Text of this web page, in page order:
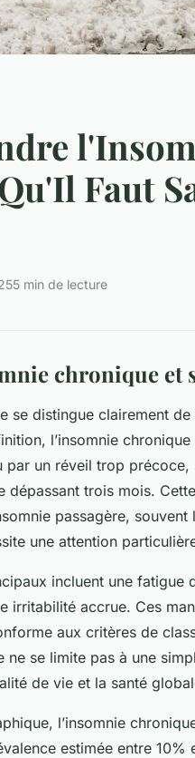
Faut
5 min de lecture
chronique et
se distingue clairement
l’insomnie
par un réveil trop
dépassant trois mois.
passagère,
une attention
incluent une fatigue
irritabilité accrue. Ces
aux critères de
ne se limite pas à une
de vie et la santé
l’insomnie
estimée entre